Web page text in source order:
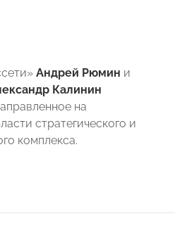
Андрей Рюмин и
Калинин
на
стратегического и
комплекса.